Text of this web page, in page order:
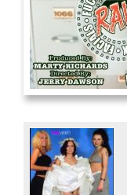
Office Slut Gangbang